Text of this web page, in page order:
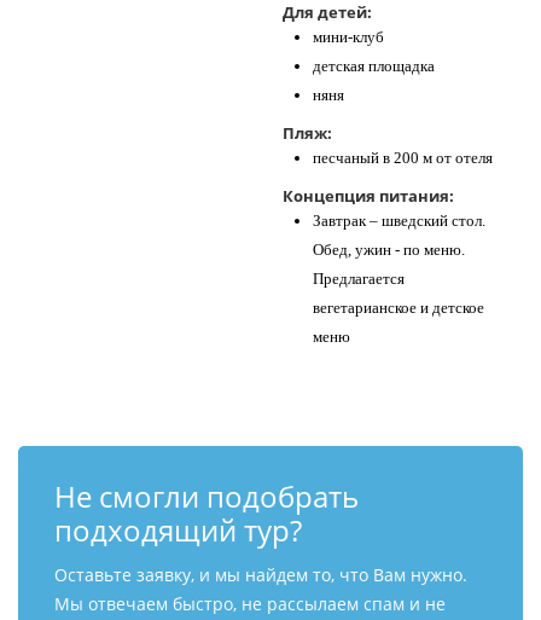
Для детей:
мини-клуб
детская площадка
няня
Пляж:
песчаный в 200 м от отеля
Концепция питания:
Завтрак – шведский стол.
Обед, ужин - по меню.
Предлагается
вегетарианское и детское
меню
Не смогли подобрать
подходящий тур?
Оставьте заявку, и мы найдем то, что Вам нужно.
Мы отвечаем быстро, не рассылаем спам и не